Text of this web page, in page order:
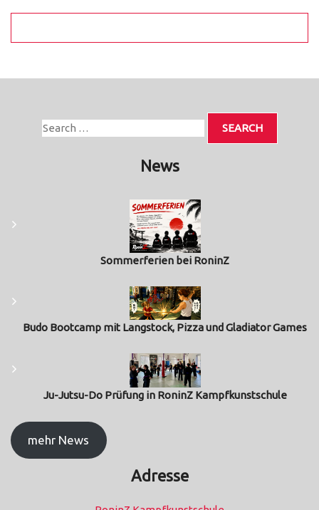
News
Sommerferien bei RoninZ
Budo Bootcamp mit Langstock, Pizza und Gladiator Games
Ju-Jutsu-Do Prüfung in RoninZ Kampfkunstschule
mehr News
Adresse